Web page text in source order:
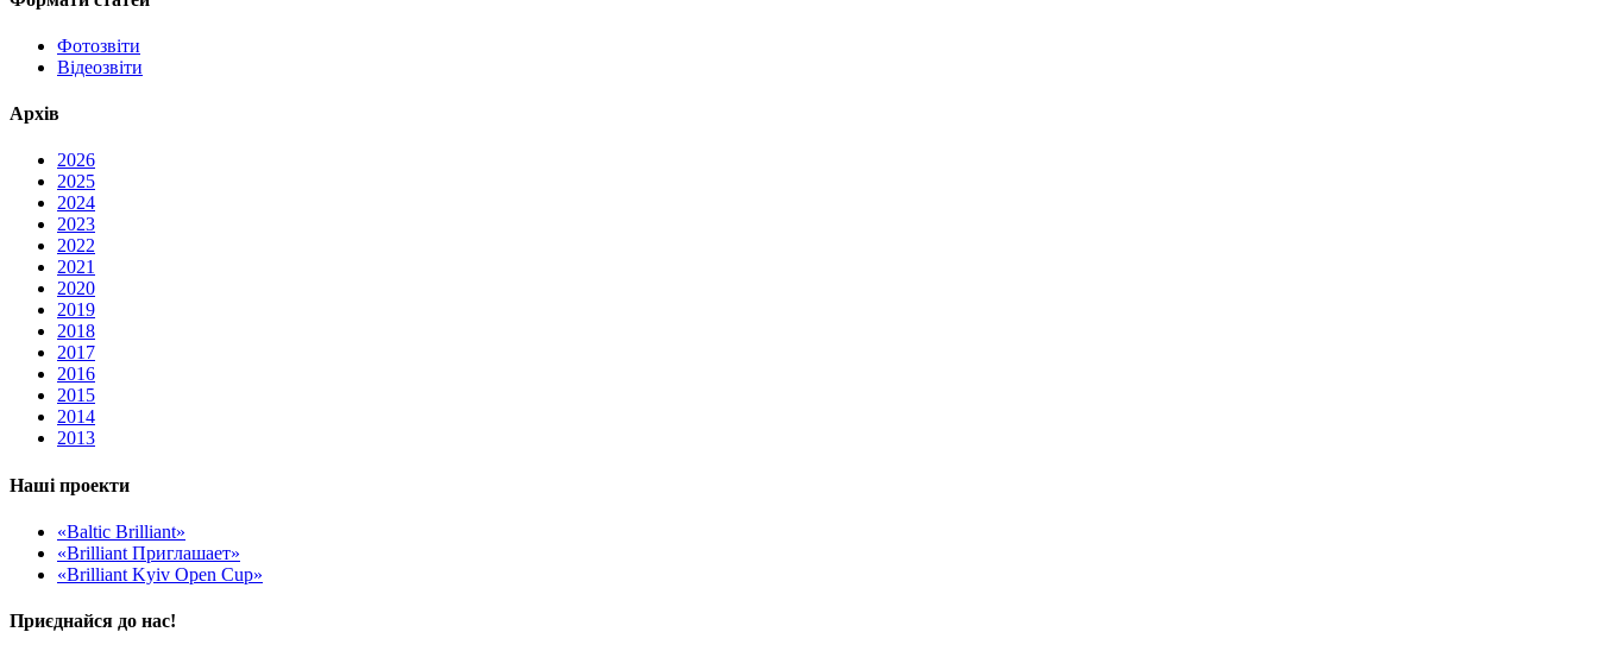
Фотозвіти
Відеозвіти
Архів
2026
2025
2024
2023
2022
2021
2020
2019
2018
2017
2016
2015
2014
2013
Наші проекти
«Baltic Brilliant»
«Brilliant Приглашает»
«Brilliant Kyiv Open Cup»
Приєднайся до нас!